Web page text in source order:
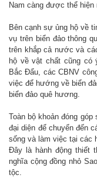
Nam càng được thể
Bên cạnh sự ủng hộ về
vụ trên biển đảo thông
trên khắp cả nước và
hộ về vật chất cũng có
Bắc Đẩu, các CBNV
việc để hướng về biển
biển đảo quê hương.
Toàn bộ khoản đóng
đại diện để chuyển đến
sống và làm việc tại các
Đây là hành động thiết
nghĩa cộng đồng nhỏ
tộc.